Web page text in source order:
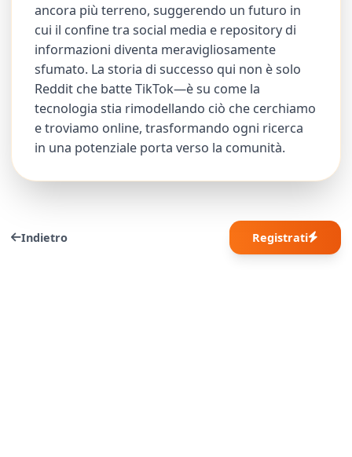
ancora più terreno, suggerendo un futuro in
cui il confine tra social media e repository di
informazioni diventa meravigliosamente
sfumato. La storia di successo qui non è solo
Reddit che batte TikTok—è su come la
tecnologia stia rimodellando ciò che cerchiamo
e troviamo online, trasformando ogni ricerca
in una potenziale porta verso la comunità.
Indietro Registrati